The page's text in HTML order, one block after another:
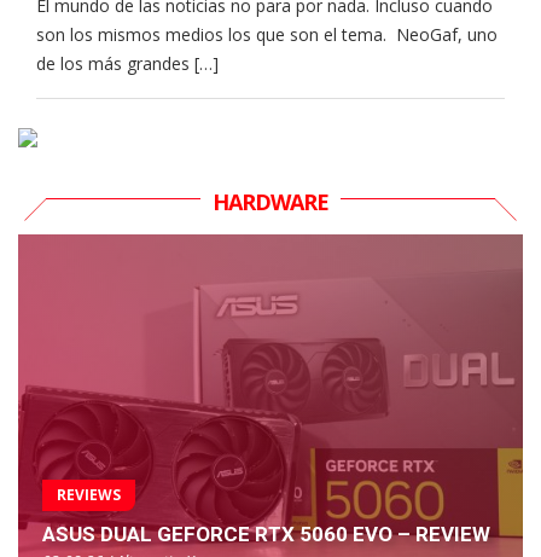
El mundo de las noticias no para por nada. Incluso cuando
son los mismos medios los que son el tema. NeoGaf, uno
de los más grandes […]
HARDWARE
REVIEWS
ASUS DUAL GEFORCE RTX 5060 EVO – REVIEW